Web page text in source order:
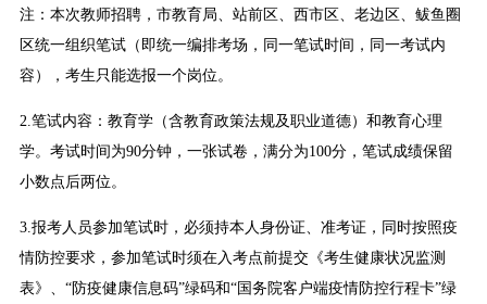
注：本次教师招聘，市教育局、站前区、西市区、老边区、鲅鱼圈
区统一组织笔试（即统一编排考场，同一笔试时间，同一考试内
容），考生只能选报一个岗位。
2.笔试内容：教育学（含教育政策法规及职业道德）和教育心理
学。考试时间为90分钟，一张试卷，满分为100分，笔试成绩保留
小数点后两位。
3.报考人员参加笔试时，必须持本人身份证、准考证，同时按照疫
情防控要求，参加笔试时须在入考点前提交《考生健康状况监测
表》、“防疫健康信息码”绿码和“国务院客户端疫情防控行程卡”绿